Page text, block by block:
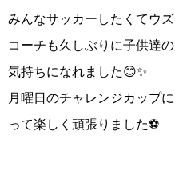
みんなサッカーしたくてウ
コーチも久しぶりに子供達
気持ちになれました😊✨
月曜日のチャレンジカップ
って楽しく頑張りました⚽️